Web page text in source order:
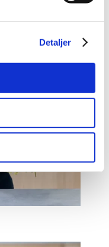
Detaljer